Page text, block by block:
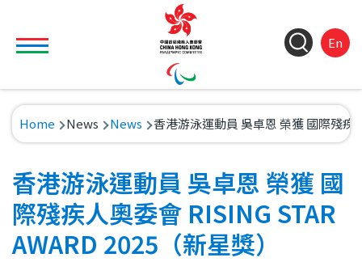
&
Font
Resize
En
Toggle main menu visibility
Breadcrumb
Home News News 香港游泳運動員 吳卓恩 榮獲 國際殘
香港游泳運動員 吳卓恩 榮獲 國
際殘疾人奧委會 RISING STAR
AWARD 2025（新星獎）